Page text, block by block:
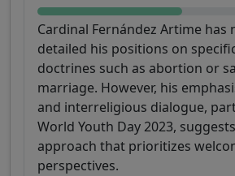
Cardinal Fernández Artime has
detailed his positions on
doctrines such as abortion or
marriage. However, his
and interreligious dialogue,
World Youth Day 2023,
approach that prioritizes
perspectives.